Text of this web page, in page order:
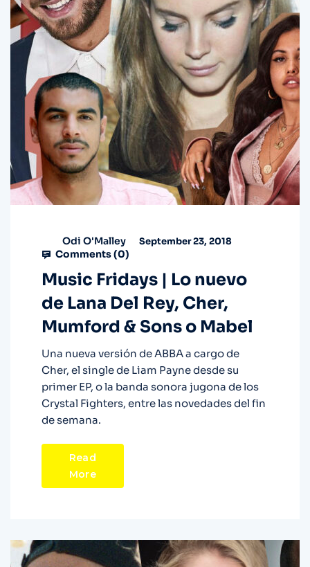
Odi O'Malley September 23, 2018
Comments (0)
Music Fridays | Lo nuevo
de Lana Del Rey, Cher,
Mumford & Sons o Mabel
Una nueva versión de ABBA a cargo de
Cher, el single de Liam Payne desde su
primer EP, o la banda sonora jugona de los
Crystal Fighters, entre las novedades del fin
de semana.
Read
More